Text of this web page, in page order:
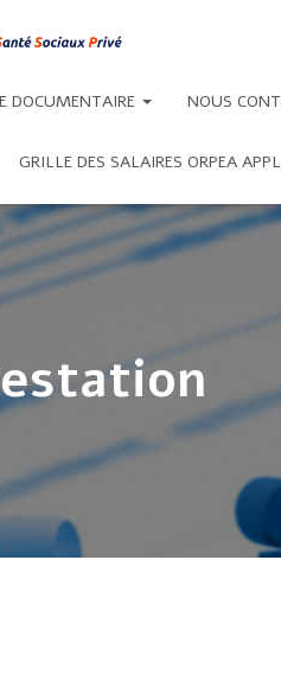
DOCUMENTAIRE NOUS
GRILLE DES SALAIRES ORPEA